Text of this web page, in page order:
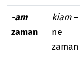
-am
zaman
kiam–
ne
zaman